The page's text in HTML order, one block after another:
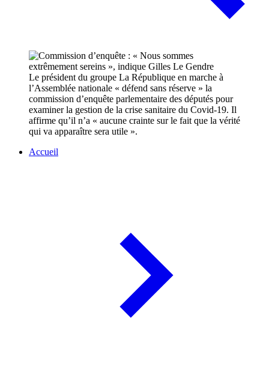
Le président du groupe La République en marche à
l’Assemblée nationale « défend sans réserve » la
commission d’enquête parlementaire des députés pour
examiner la gestion de la crise sanitaire du Covid-19. Il
affirme qu’il n’a « aucune crainte sur le fait que la vérité
qui va apparaître sera utile ».
Accueil